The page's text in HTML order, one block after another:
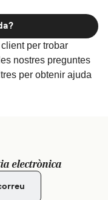
per trobar
nostres preguntes
per obtenir ajuda
electrònica